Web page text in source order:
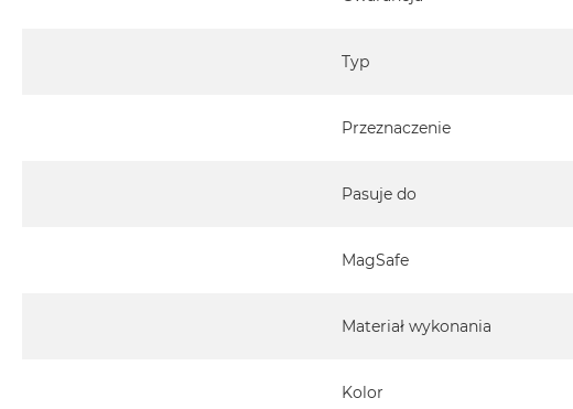
Typ
Przeznaczenie
Pasuje do
MagSafe
Materiał wykonania
Kolor